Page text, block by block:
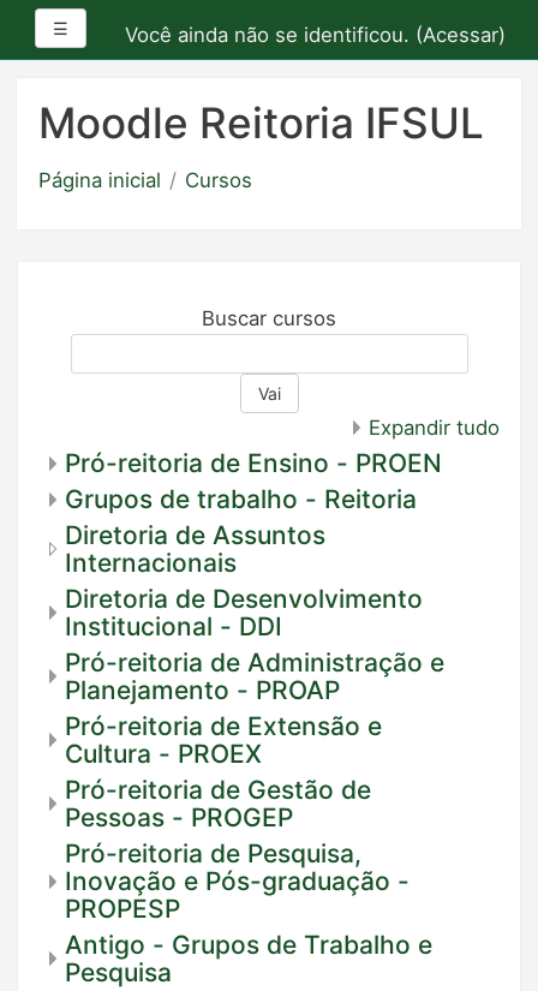
principal
☰ Painel lateralVocê ainda não se identificou. (Acessar)
Moodle Reitoria IFSUL
Página inicial Cursos
Buscar cursos
Vai
Expandir tudo
Pró-reitoria de Ensino - PROEN
Grupos de trabalho - Reitoria
Diretoria de Assuntos
Internacionais
Diretoria de Desenvolvimento
Institucional - DDI
Pró-reitoria de Administração e
Planejamento - PROAP
Pró-reitoria de Extensão e
Cultura - PROEX
Pró-reitoria de Gestão de
Pessoas - PROGEP
Pró-reitoria de Pesquisa,
Inovação e Pós-graduação -
PROPESP
Antigo - Grupos de Trabalho e
Pesquisa